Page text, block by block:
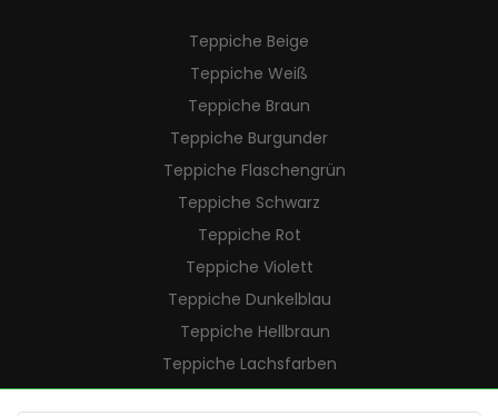
Teppiche Beige
Teppiche Weiß
Teppiche Braun
Teppiche Burgunder
Teppiche Flaschengrün
Teppiche Schwarz
Teppiche Rot
Teppiche Violett
Teppiche Dunkelblau
Teppiche Hellbraun
Teppiche Lachsfarben
Teppiche Cremefarben